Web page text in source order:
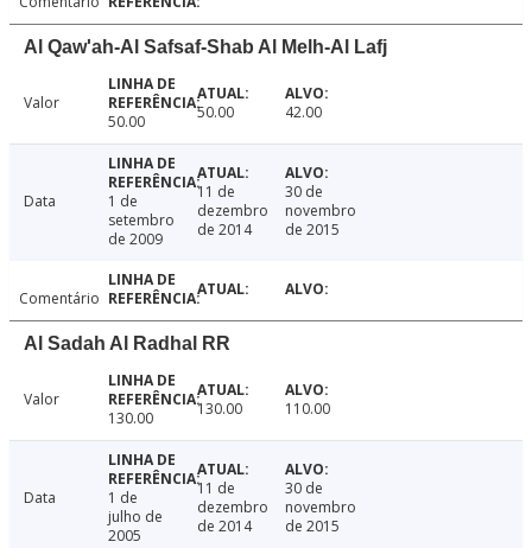
Al Qaw'ah-Al Safsaf-Shab Al Melh-Al Lafj
Valor
50.00
50.00 42.00
Data
1 de
setembro
de 2009
11 de
dezembro
de 2014
30 de
novembro
de 2015
Comentário
Al Sadah Al Radhal RR
Valor
130.00
130.00 110.00
Data
1 de
julho de
2005
11 de
dezembro
de 2014
30 de
novembro
de 2015